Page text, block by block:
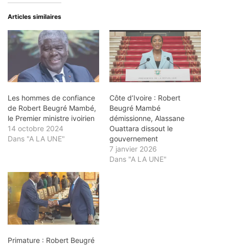
Articles similaires
Les hommes de confiance
de Robert Beugré Mambé,
le Premier ministre ivoirien
14 octobre 2024
Dans "A LA UNE"
Côte d’Ivoire : Robert
Beugré Mambé
démissionne, Alassane
Ouattara dissout le
gouvernement
7 janvier 2026
Dans "A LA UNE"
Primature : Robert Beugré